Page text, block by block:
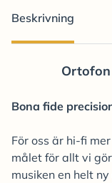
Beskrivning
Ortofon
Bona fide
För oss är hi-fi
målet för allt vi
musiken en helt